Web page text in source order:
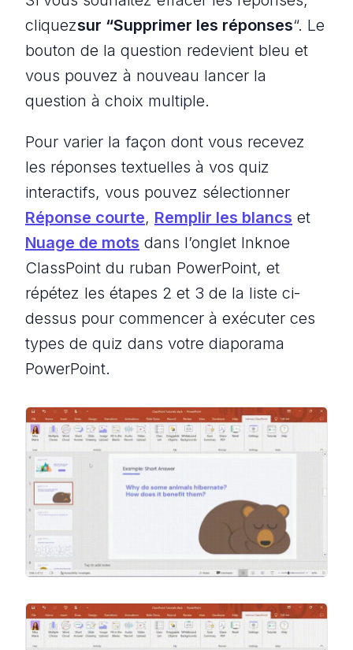
cliquezsur “Supprimer les réponses“. Le
bouton de la question redevient bleu et
vous pouvez à nouveau lancer la
question à choix multiple.
Pour varier la façon dont vous recevez
les réponses textuelles à vos quiz
interactifs, vous pouvez sélectionner
Réponse courte, Remplir les blancs et
Nuage de mots dans l’onglet Inknoe
ClassPoint du ruban PowerPoint, et
répétez les étapes 2 et 3 de la liste ci-
dessus pour commencer à exécuter ces
types de quiz dans votre diaporama
PowerPoint.